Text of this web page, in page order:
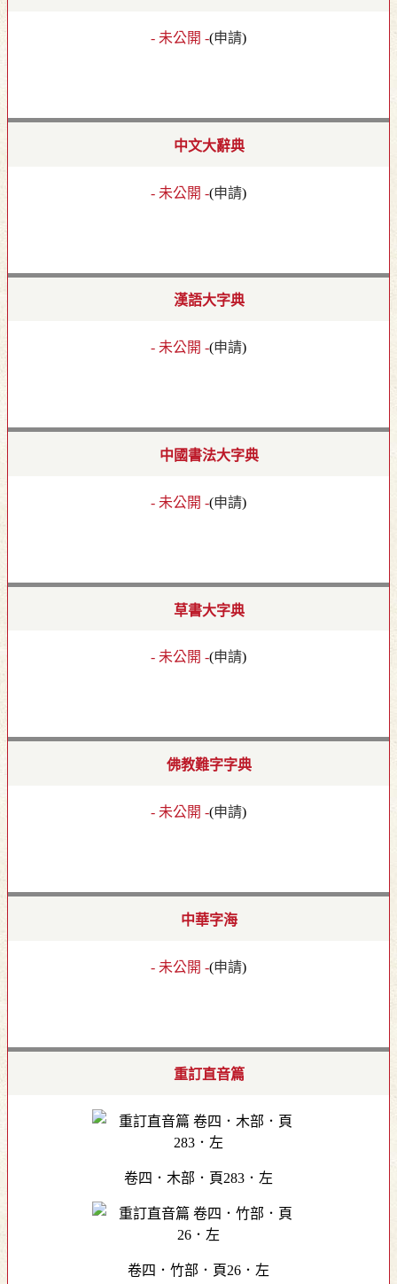
- 未公開 -(申請)
中文大辭典
- 未公開 -(申請)
漢語大字典
- 未公開 -(申請)
中國書法大字典
- 未公開 -(申請)
草書大字典
- 未公開 -(申請)
佛教難字字典
- 未公開 -(申請)
中華字海
- 未公開 -(申請)
重訂直音篇
卷四．木部．頁283．左
卷四．竹部．頁26．左